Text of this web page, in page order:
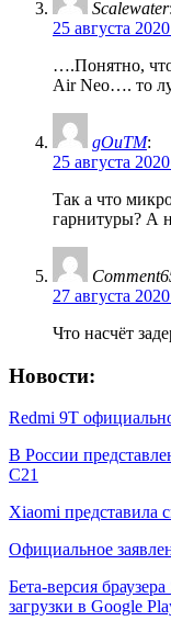
Scalewater:
25 августа
….Понятно,
Air Neo…. то
gOuTM:
25 августа
Так а что
гарнитуры? А
27 августа
Что насчёт
Новости:
Redmi 9T
В России
C21
Xiaomi представила
Официальное
Бета-версия
загрузки в Google